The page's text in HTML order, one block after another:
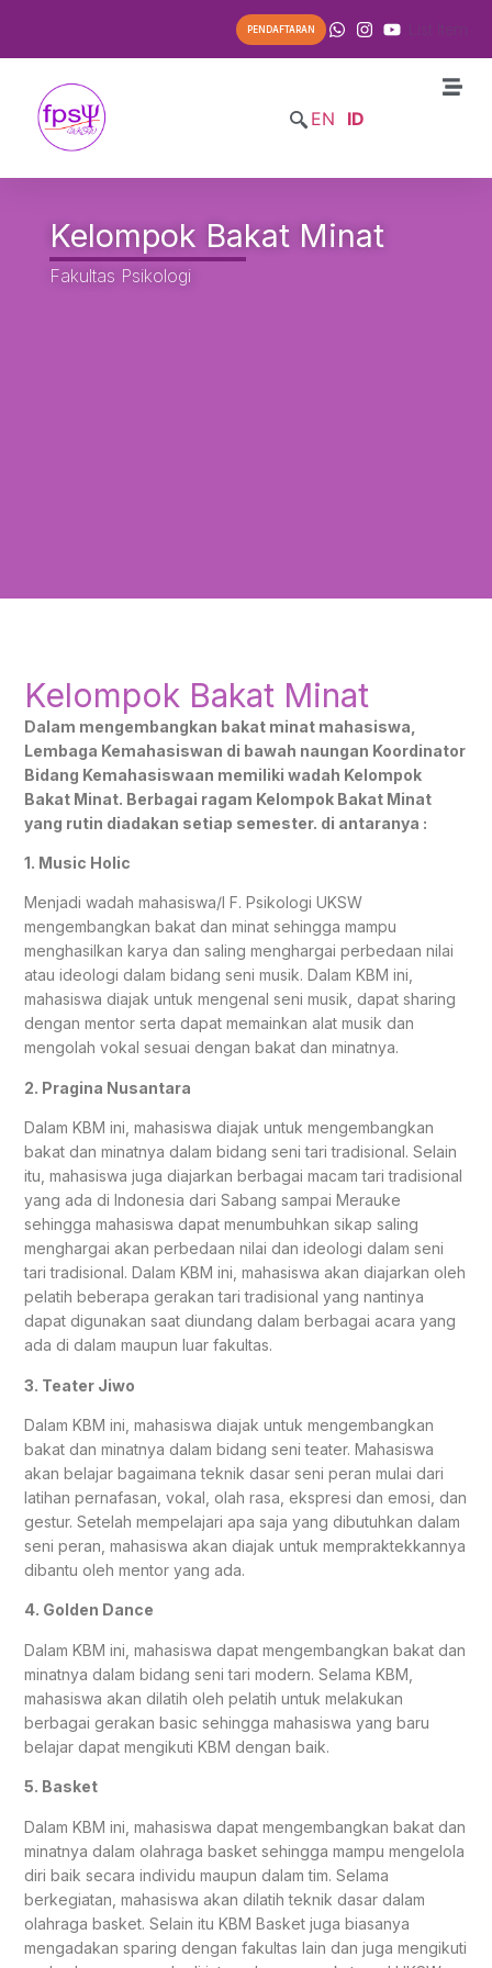
List Item
PENDAFTARAN
EN ID
Kelompok Bakat Minat
Fakultas Psikologi
Kelompok Bakat Minat
Dalam mengembangkan bakat minat mahasiswa,
Lembaga Kemahasiswan di bawah naungan Koordinator
Bidang Kemahasiswaan memiliki wadah Kelompok
Bakat Minat. Berbagai ragam Kelompok Bakat Minat
yang rutin diadakan setiap semester. di antaranya :
1. Music Holic
Menjadi wadah mahasiswa/I F. Psikologi UKSW
mengembangkan bakat dan minat sehingga mampu
menghasilkan karya dan saling menghargai perbedaan nilai
atau ideologi dalam bidang seni musik. Dalam KBM ini,
mahasiswa diajak untuk mengenal seni musik, dapat sharing
dengan mentor serta dapat memainkan alat musik dan
mengolah vokal sesuai dengan bakat dan minatnya.
2. Pragina Nusantara
Dalam KBM ini, mahasiswa diajak untuk mengembangkan
bakat dan minatnya dalam bidang seni tari tradisional. Selain
itu, mahasiswa juga diajarkan berbagai macam tari tradisional
yang ada di Indonesia dari Sabang sampai Merauke
sehingga mahasiswa dapat menumbuhkan sikap saling
menghargai akan perbedaan nilai dan ideologi dalam seni
tari tradisional. Dalam KBM ini, mahasiswa akan diajarkan oleh
pelatih beberapa gerakan tari tradisional yang nantinya
dapat digunakan saat diundang dalam berbagai acara yang
ada di dalam maupun luar fakultas.
3. Teater Jiwo
Dalam KBM ini, mahasiswa diajak untuk mengembangkan
bakat dan minatnya dalam bidang seni teater. Mahasiswa
akan belajar bagaimana teknik dasar seni peran mulai dari
latihan pernafasan, vokal, olah rasa, ekspresi dan emosi, dan
gestur. Setelah mempelajari apa saja yang dibutuhkan dalam
seni peran, mahasiswa akan diajak untuk mempraktekkannya
dibantu oleh mentor yang ada.
4. Golden Dance
Dalam KBM ini, mahasiswa dapat mengembangkan bakat dan
minatnya dalam bidang seni tari modern. Selama KBM,
mahasiswa akan dilatih oleh pelatih untuk melakukan
berbagai gerakan basic sehingga mahasiswa yang baru
belajar dapat mengikuti KBM dengan baik.
5. Basket
Dalam KBM ini, mahasiswa dapat mengembangkan bakat dan
minatnya dalam olahraga basket sehingga mampu mengelola
diri baik secara individu maupun dalam tim. Selama
berkegiatan, mahasiswa akan dilatih teknik dasar dalam
olahraga basket. Selain itu KBM Basket juga biasanya
mengadakan sparing dengan fakultas lain dan juga mengikuti